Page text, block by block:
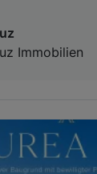
Immobilien